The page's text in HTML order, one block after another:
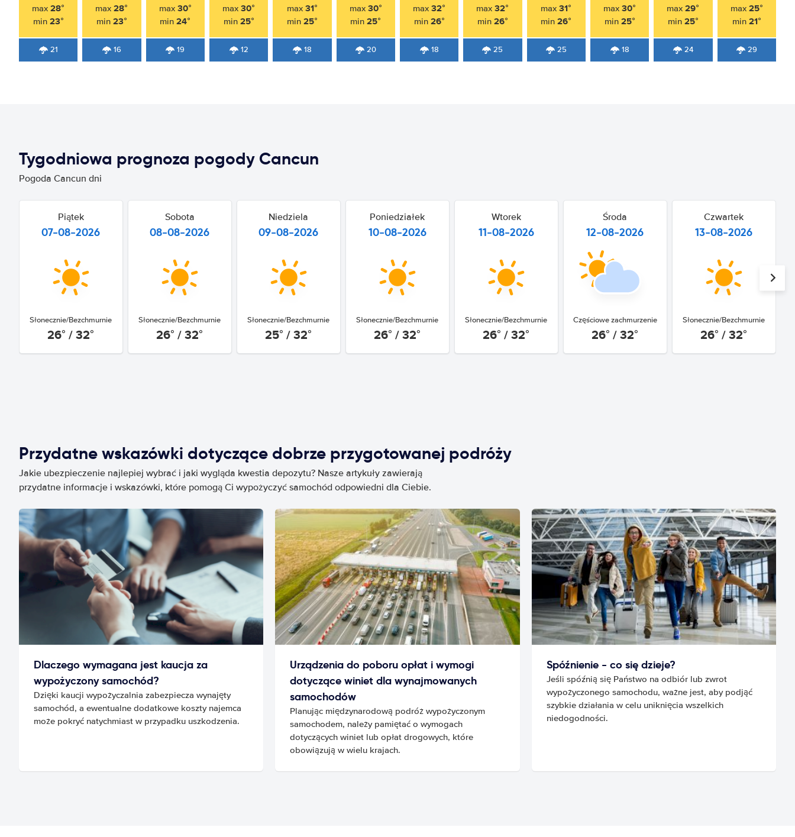
max28°
min 23°
21
max28°
min 23°
16
max 30°
min24°
19
max30°
min 25°
12
max 31°
min 25°
18
max 30°
min25°
20
max32°
min 26°
18
max32°
min 26°
25
max31°
min26°
25
max30°
min 25°
18
max29°
min 25°
24
max 25°
min 21°
29
Tygodniowa prognoza pogody Cancun
Pogoda Cancun dni
Piątek
07-08-2026
Słonecznie/Bezchmurnie
26° / 32°
Sobota
08-08-2026
Słonecznie/Bezchmurnie
26° / 32°
Niedziela
09-08-2026
Słonecznie/Bezchmurnie
25° / 32°
Poniedziałek
10-08-2026
Słonecznie/Bezchmurnie
26° / 32°
Wtorek
11-08-2026
Słonecznie/Bezchmurnie
26° / 32°
Środa
12-08-2026
Częściowe zachmurzenie
26° / 32°
Czwartek
13-08-2026
Słonecznie/Bezchmurnie
26° / 32°
Przydatne wskazówki dotyczące dobrze przygotowanej podróży
Jakie ubezpieczenie najlepiej wybrać i jaki wygląda kwestia depozytu? Nasze artykuły zawierają
przydatne informacje i wskazówki, które pomogą Ci wypożyczyć samochód odpowiedni dla Ciebie.
Dlaczego wymagana jest kaucja za
wypożyczony samochód?
Dzięki kaucji wypożyczalnia zabezpiecza wynajęty
samochód, a ewentualne dodatkowe koszty najemca
może pokryć natychmiast w przypadku uszkodzenia.
Urządzenia do poboru opłat i wymogi
dotyczące winiet dla wynajmowanych
samochodów
Planując międzynarodową podróż wypożyczonym
samochodem, należy pamiętać o wymogach
dotyczących winiet lub opłat drogowych, które
obowiązują w wielu krajach.
Spóźnienie - co się dzieje?
Jeśli spóźnią się Państwo na odbiór lub zwrot
wypożyczonego samochodu, ważne jest, aby podjąć
szybkie działania w celu uniknięcia wszelkich
niedogodności.